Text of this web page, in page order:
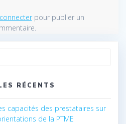
pour publier un
RÉCENTS
capacités des prestataires sur
de la PTME